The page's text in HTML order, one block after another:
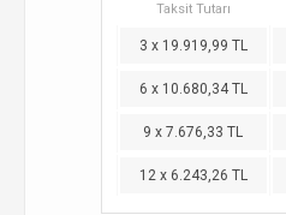
Taksit Tutarı
3 x 19.919,99 TL
6 x 10.680,34 TL
9 x 7.676,33 TL
12 x 6.243,26 TL